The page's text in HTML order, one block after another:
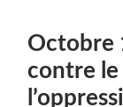
Octobre
contre